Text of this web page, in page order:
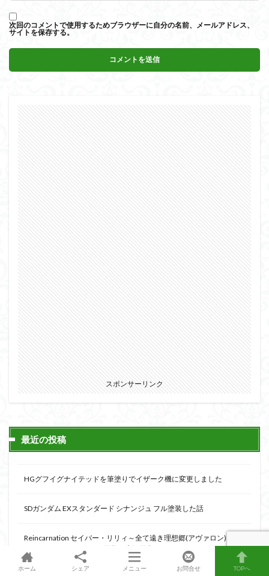
次回のコメントで使用するためブラウザーに自分の名前、メールアドレス、
サイトを保存する。
スポンサーリンク
最近の投稿
HGグフイグナイテッドを筆塗りでイザーク機に変更しました
SDガンダム EXスタンダード シナンジュ フル塗装した話
Reincarnation セイバー・リリィ～全て遠き理想郷(アヴァロン)～組
んでみました（ランナー画像、素組画像あります）
ホーム シェア メニュー お問合せ TOPへ